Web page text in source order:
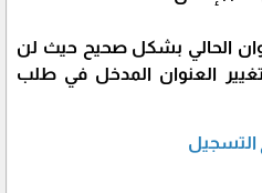
الحالي بشكل صحيح حيث لن
العنوان المدخل في طلب
التسجيل